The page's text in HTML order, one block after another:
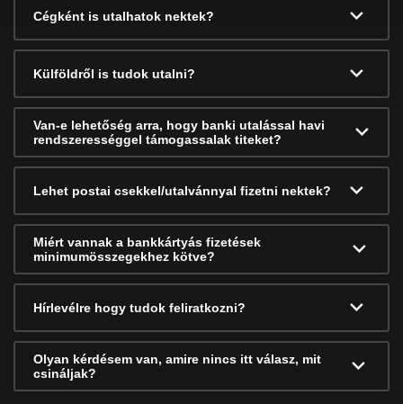
Cégként is utalhatok nektek?
Külföldről is tudok utalni?
Van-e lehetőség arra, hogy banki utalással havi
rendszerességgel támogassalak titeket?
Lehet postai csekkel/utalvánnyal fizetni nektek?
Miért vannak a bankkártyás fizetések
minimumösszegekhez kötve?
Hírlevélre hogy tudok feliratkozni?
Olyan kérdésem van, amire nincs itt válasz, mit
csináljak?